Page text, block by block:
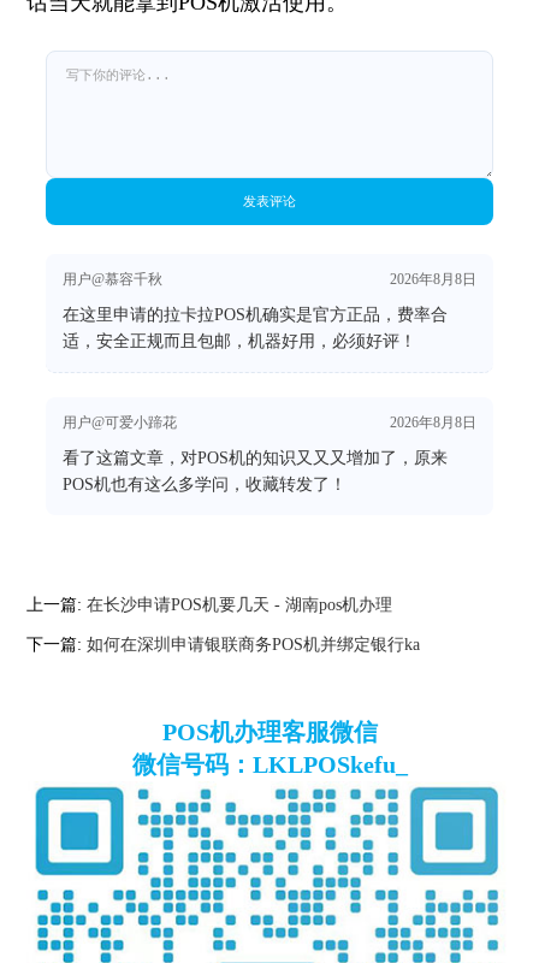
发表评论
用户@慕容千秋 2026年8月8日
在这里申请的拉卡拉POS机确实是官方正品，费率合
适，安全正规而且包邮，机器好用，必须好评！
用户@可爱小蹄花 2026年8月8日
看了这篇文章，对POS机的知识又又又增加了，原来
POS机也有这么多学问，收藏转发了！
上一篇:在长沙申请POS机要几天 - 湖南pos机办理
下一篇:如何在深圳申请银联商务POS机并绑定银行ka
POS机办理客服微信
微信号码：LKLPOSkefu_